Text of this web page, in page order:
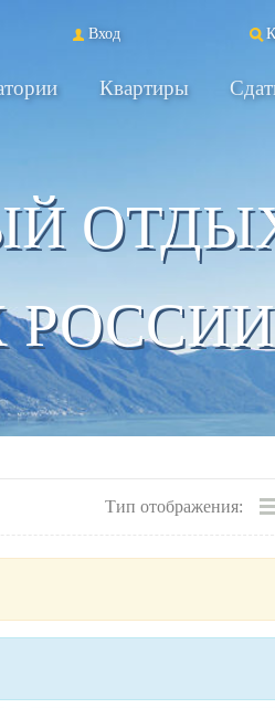
Вход
Квартиры
РОССИИ
Тип отображения: